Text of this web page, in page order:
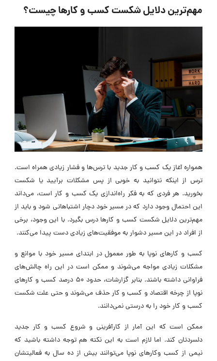
مهم‌ترین دلایل شکست کسب و کار‌ها چیست؟
همواره آغاز یک کسب و کار جدید با ترس‌ها و فشار زیادی همراه است.
ترس از اینکه نتوانید به خوبی از پس مشکلات برآیید یا شکست
بخورید. هر فردی که به فکر راه‌اندازی یک کسب و کار است، می‌داند
این احتمال وجود دارد که در مسیر خود دچار اشتباهاتی شود و باید از
مهم‌ترین دلایل شکست کسب و کار‌ها درس بگیرد. با این وجود، برخی
از افراد در این مسیر دشوار به موفقیت‌های زیادی دست پیدا می‌کنند.
کسب و کار‌های نوپا به طور معمول در ابتدای مسیر خود با موانع و
مشکلات زیادی مواجه می‌شوند و ممکن است در این راه چالش‌های
فراوانی داشته باشند. بنابر گزارشات، حدود 50 درصد کسب و کار‌های
نوپا از چرخه اقتصاد و کسب و کار حذف می‌شوند و حتی علت شکست
کسب و کار خود را به درستی نمی‌دانند.
ممکن است که این آمار از کارآفرینی و شروع کسب و کار جدید
دلسردتان کند. اما لازم است به این نکته هم توجه داشته باشید که
نیمی از کسب وکار‌های نوپا می‌توانند بیش از ده سال به فعالیتشان